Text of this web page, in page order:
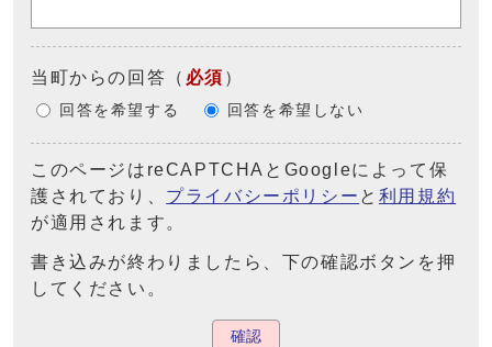
当町からの回答 （ 必須 ）
回答を希望する 回答を希望しない
このページはreCAPTCHAとGoogleによって保
護されており、 プライバシーポリシー と 利用規約
が適用されます。
書き込みが終わりましたら、下の確認ボタンを押
してください。
確認